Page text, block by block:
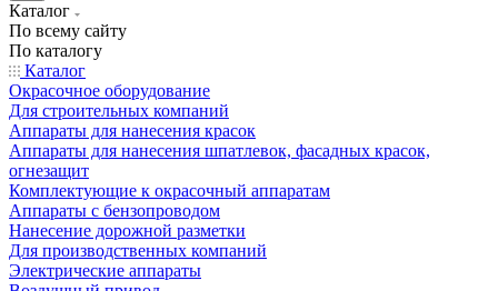
Каталог
По всему сайту
По каталогу
Каталог
Окрасочное оборудование
Для строительных компаний
Аппараты для нанесения красок
Аппараты для нанесения шпатлевок, фасадных красок,
огнезащит
Комплектующие к окрасочный аппаратам
Аппараты с бензопроводом
Нанесение дорожной разметки
Для производственных компаний
Электрические аппараты